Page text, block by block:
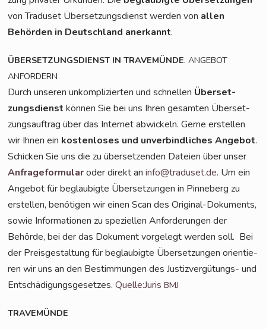
von Tra­du­set Über­set­zungs­dienst wer­den von allen
Behör­den in Deutsch­land aner­kannt.
ÜBERSETZUNGSDIENST IN TRAVEMÜNDE.ANGEBOT
ANFORDERN
Durch unse­ren unkom­pli­zier­ten und schnel­len Über­set­
zungs­dienst kön­nen Sie bei uns Ihren gesam­ten Über­set­
zungs­auf­trag über das Inter­net abwi­ckeln. Ger­ne erstel­len
wir Ihnen ein kos­ten­lo­ses und unver­bind­li­ches Ange­bot.
Schi­cken Sie uns die zu über­set­zen­den Datei­en über unser
Anfra­ge­for­mu­laroder direkt aninfo@traduset.de. Um ein
Ange­bot für beglau­big­te Über­set­zun­gen in Pin­ne­berg zu
erstel­len, benö­ti­gen wir einen Scan des Ori­gi­nal-Doku­ments,
sowie Infor­ma­tio­nen zu spe­zi­el­len Anfor­de­run­gen der
Behör­de, bei der das Doku­ment vor­ge­legt wer­den soll. Bei
der Preis­ge­stal­tung für beglau­big­te Über­set­zun­gen ori­en­tie­
ren wir uns an den Bestim­mun­gen des Jus­tiz­ver­gü­tungs- und
Ent­schä­di­gungs­ge­set­zes.Quelle:JurisBMJ
TRAVEMÜNDE